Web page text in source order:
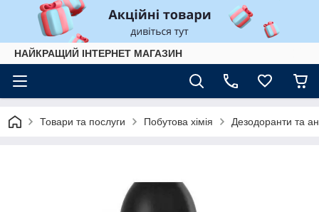
НАЙКРАЩИЙ ІНТЕРНЕТ МАГАЗИН
Товари та послуги Побутова хімія Дезодоранти та